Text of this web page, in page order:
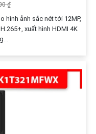
₫
hình ảnh sắc nét tới 12MP,
xuất hình HDMI 4K